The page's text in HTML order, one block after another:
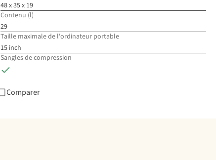
48 x 35 x 19
Contenu (l)
29
Taille maximale de l'ordinateur portable
15 inch
Sangles de compression
Comparer